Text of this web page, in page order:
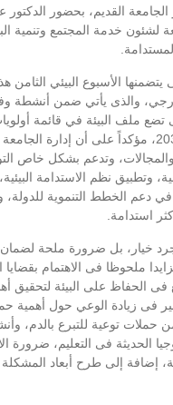
الجامعة القديم، بحضور
لشئون خدمة المجتمع وتنمية
يتضمنها الأسبوع البيئي
والذى يأتي ضمن أنشطة
تضع ملف البيئة في قائمة
وذلك تماشياََ مع أهداف التنمية المستدامة ورؤية مصر
وتدعم بشكل خاص
دعم الخطط التنموية للدولة،
استدامة.
خيار، بل ضرورة ملحة
ملحوظا فى الاهتمام بقضايا
الحفاظ على البيئة لتحقيق
فى زيادة الوعي حول أهمية
حملات توعية للتبرع بالدم،
الحديثة فى التعليم،
إضافة إلى طرح أبعاد